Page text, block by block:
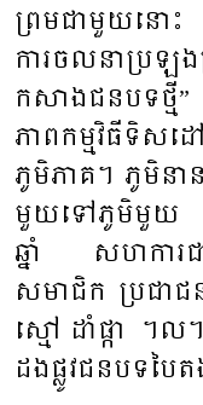
ព្រម​ជា​មួយ​នោ
ការ​ចលនា​ប្រ​
កសាង​ជន​បទ​ថ្មី​
ភាព​កម្ម​វិធី​ទិស​ដ
ភូមិ​ភាគ​។ ភូមិ​នា​ន
មួយ​ទៅ​ភូមិ​មួយ ប
ឆ្នាំ សហការ​ជ
សមា​ជិក ប្រ​ជា​ជ
ស្មៅ​ ដាំ​ផ្កា​ ។ល
ដង​ផ្លូវ​ជន​បទ​បៃ​